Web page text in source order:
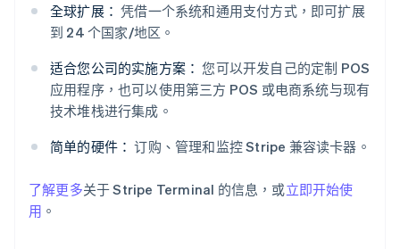
全球扩展： 凭借一个系统和通用支付方式，即可扩展
到 24 个国家/地区。
适合您公司的实施方案： 您可以开发自己的定制 POS
应用程序，也可以使用第三方 POS 或电商系统与现有
技术堆栈进行集成。
简单的硬件： 订购、管理和监控 Stripe 兼容读卡器。
了解更多关于 Stripe Terminal 的信息，或立即开始使
用 。
阿联酋
English
English
爱沙尼亚
English
奥地利
澳大利亚
巴西